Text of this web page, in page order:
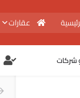
عقارات
شركات